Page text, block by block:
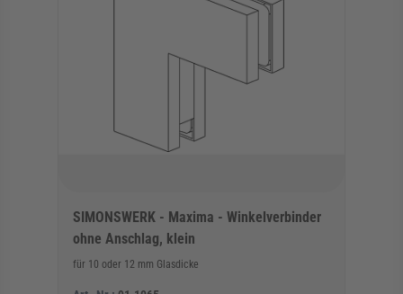
SIMONSWERK - Maxima - Winkelverbinder
ohne Anschlag, klein
für 10 oder 12 mm Glasdicke